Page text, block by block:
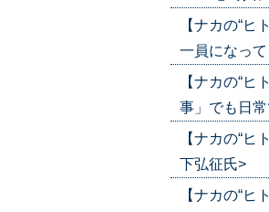
【ナカの“
一員になっ
【ナカの“
事」でも日
【ナカの“
下弘征氏>
【ナカの“